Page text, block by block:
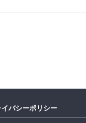
イバシーポリシー